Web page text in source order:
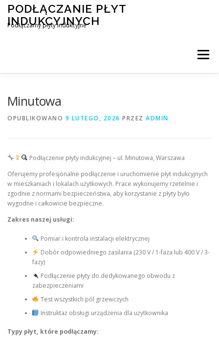
Przejdź
treści
PODŁĄCZANIE PŁYT
INDUKCYJNYCH
Podłączamy płyty indukcyjne
Menu
Minutowa
OPUBLIKOWANO 9 LUTEGO, 2026 PRZEZ ADMIN
Podłączenie płyty indukcyjnej – ul. Minutowa, Warszawa
Oferujemy profesjonalne podłączenie i uruchomienie płyt indukcyjnych
w mieszkaniach i lokalach użytkowych. Prace wykonujemy rzetelnie i
zgodnie z normami bezpieczeństwa, aby korzystanie z płyty było
wygodne i całkowicie bezpieczne.
Zakres naszej usługi:
Pomiar i kontrola instalacji elektrycznej
Dobór odpowiedniego zasilania (230 V / 1-faza lub 400 V / 3-
fazy)
Podłączenie płyty do dedykowanego obwodu z
zabezpieczeniami
Test wszystkich pól grzewczych
Instruktaż obsługi urządzenia dla użytkownika
Typy płyt, które podłączamy: